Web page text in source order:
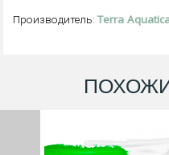
Производитель:Terra